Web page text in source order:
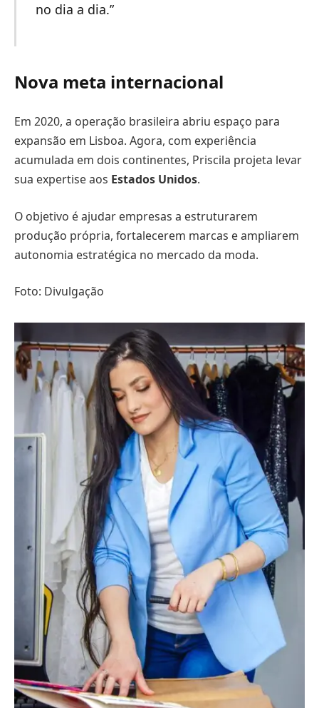
no dia a dia.”
Nova meta internacional
Em 2020, a operação brasileira abriu espaço para
expansão em Lisboa. Agora, com experiência
acumulada em dois continentes, Priscila projeta levar
sua expertise aos Estados Unidos.
O objetivo é ajudar empresas a estruturarem
produção própria, fortalecerem marcas e ampliarem
autonomia estratégica no mercado da moda.
Foto: Divulgação